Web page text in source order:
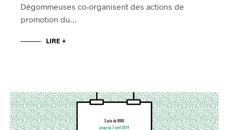
Dégommeuses co-organisent des actions de
promotion du…
LIRE +